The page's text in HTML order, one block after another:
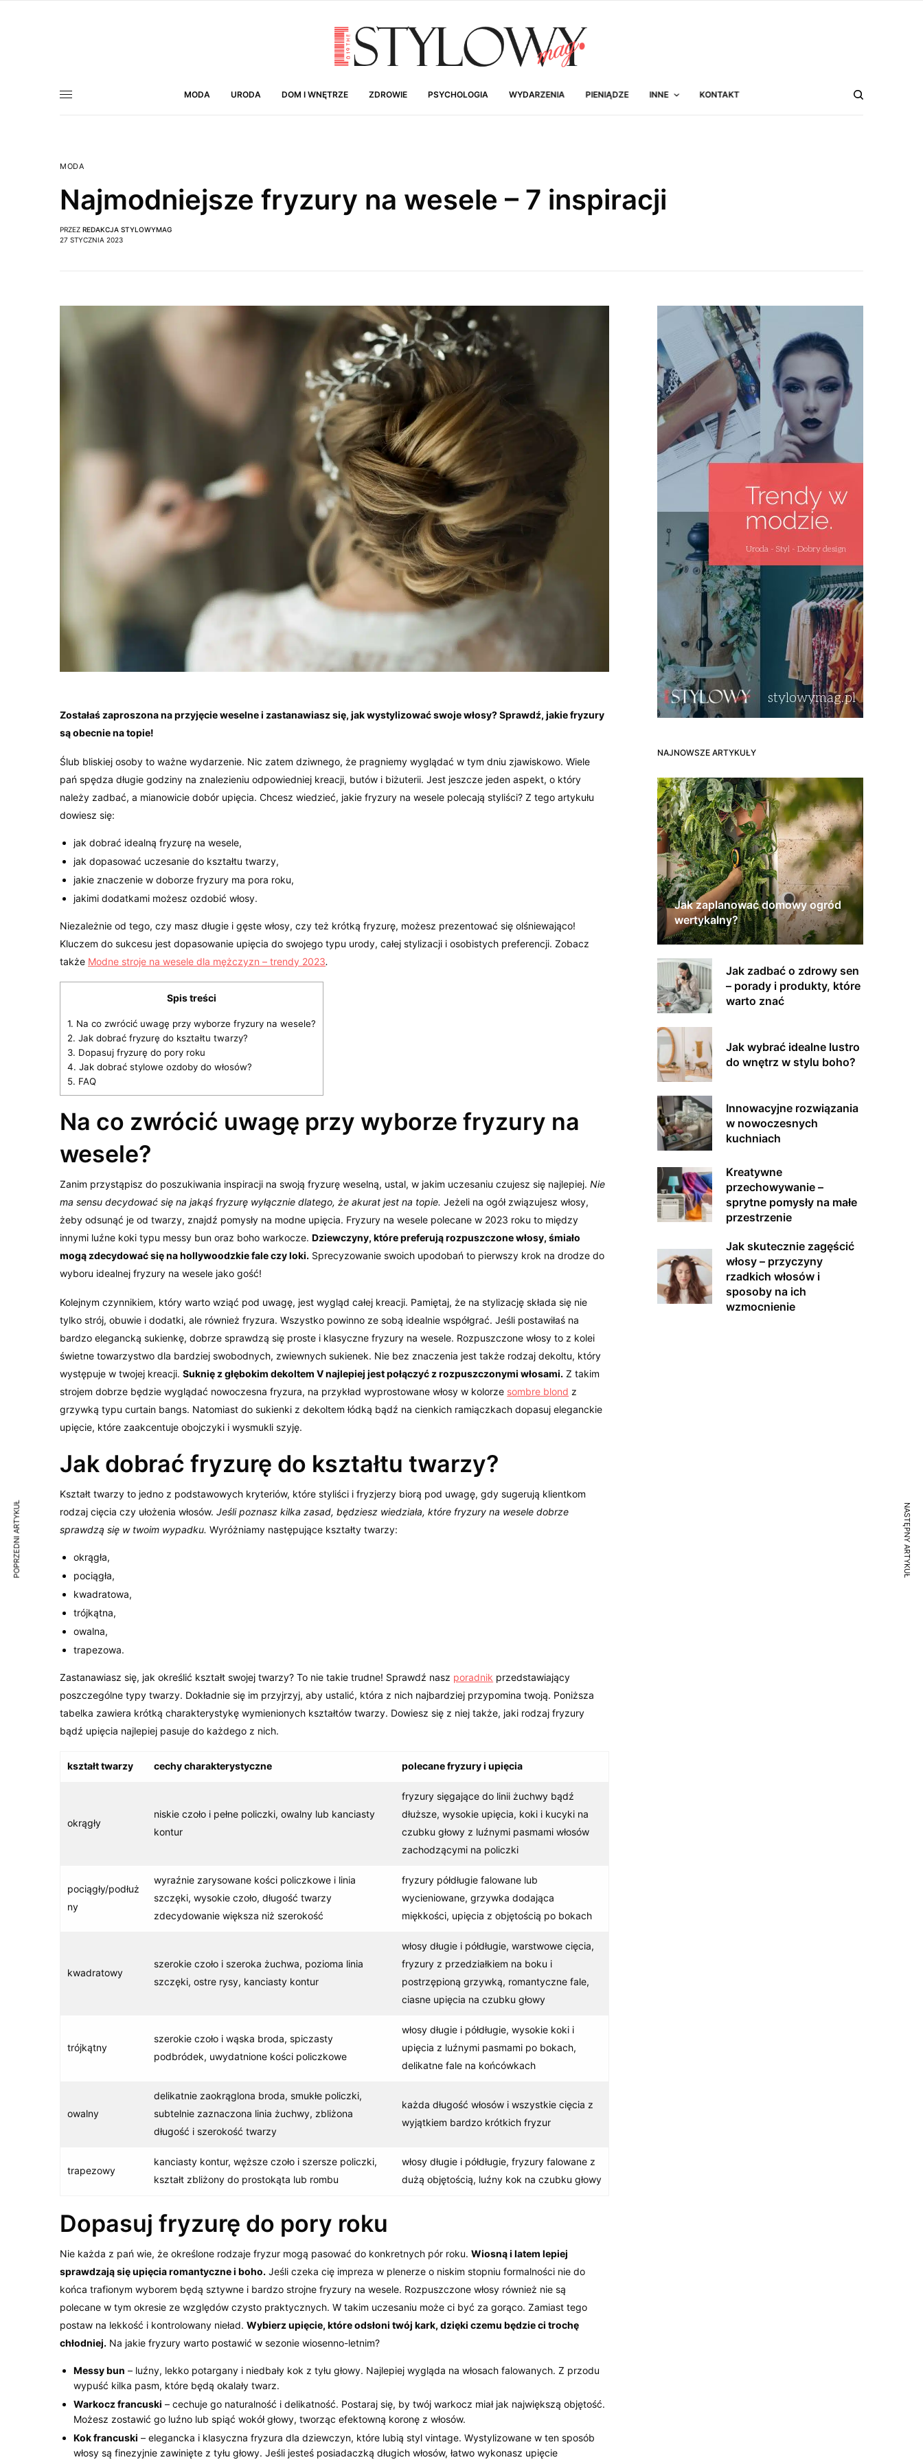
MODA URODA DOM I WNĘTRZE ZDROWIE PSYCHOLOGIA WYDARZENIA PIENIĄDZE INNE KONTAKT
MODA
Najmodniejsze fryzury na wesele – 7 inspiracji
PRZEZ REDAKCJA STYLOWYMAG
27 STYCZNIA 2023
Zostałaś zaproszona na przyjęcie weselne i zastanawiasz się, jak wystylizować swoje włosy? Sprawdź, jakie fryzury
są obecnie na topie!
Ślub bliskiej osoby to ważne wydarzenie. Nic zatem dziwnego, że pragniemy wyglądać w tym dniu zjawiskowo. Wiele
pań spędza długie godziny na znalezieniu odpowiedniej kreacji, butów i biżuterii. Jest jeszcze jeden aspekt, o który
należy zadbać, a mianowicie dobór upięcia. Chcesz wiedzieć, jakie fryzury na wesele polecają styliści? Z tego artykułu
dowiesz się:
jak dobrać idealną fryzurę na wesele,
jak dopasować uczesanie do kształtu twarzy,
jakie znaczenie w doborze fryzury ma pora roku,
jakimi dodatkami możesz ozdobić włosy.
Niezależnie od tego, czy masz długie i gęste włosy, czy też krótką fryzurę, możesz prezentować się olśniewająco!
Kluczem do sukcesu jest dopasowanie upięcia do swojego typu urody, całej stylizacji i osobistych preferencji. Zobacz
także Modne stroje na wesele dla mężczyzn – trendy 2023.
Spis treści
1. Na co zwrócić uwagę przy wyborze fryzury na wesele?
2. Jak dobrać fryzurę do kształtu twarzy?
3. Dopasuj fryzurę do pory roku
4. Jak dobrać stylowe ozdoby do włosów?
5. FAQ
Na co zwrócić uwagę przy wyborze fryzury na
wesele?
Zanim przystąpisz do poszukiwania inspiracji na swoją fryzurę weselną, ustal, w jakim uczesaniu czujesz się najlepiej.Nie
ma sensu decydować się na jakąś fryzurę wyłącznie dlatego, że akurat jest na topie. Jeżeli na ogół związujesz włosy,
żeby odsunąć je od twarzy, znajdź pomysły na modne upięcia. Fryzury na wesele polecane w 2023 roku to między
innymi luźne koki typu messy bun oraz boho warkocze.Dziewczyny, które preferują rozpuszczone włosy, śmiało
mogą zdecydować się na hollywoodzkie fale czy loki. Sprecyzowanie swoich upodobań to pierwszy krok na drodze do
wyboru idealnej fryzury na wesele jako gość!
Kolejnym czynnikiem, który warto wziąć pod uwagę, jest wygląd całej kreacji. Pamiętaj, że na stylizację składa się nie
tylko strój, obuwie i dodatki, ale również fryzura. Wszystko powinno ze sobą idealnie współgrać. Jeśli postawiłaś na
bardzo elegancką sukienkę, dobrze sprawdzą się proste i klasyczne fryzury na wesele. Rozpuszczone włosy to z kolei
świetne towarzystwo dla bardziej swobodnych, zwiewnych sukienek. Nie bez znaczenia jest także rodzaj dekoltu, który
występuje w twojej kreacji.Suknię z głębokim dekoltem V najlepiej jest połączyć z rozpuszczonymi włosami. Z takim
strojem dobrze będzie wyglądać nowoczesna fryzura, na przykład wyprostowane włosy w kolorze sombre blond z
grzywką typu curtain bangs. Natomiast do sukienki z dekoltem łódką bądź na cienkich ramiączkach dopasuj eleganckie
upięcie, które zaakcentuje obojczyki i wysmukli szyję.
Jak dobrać fryzurę do kształtu twarzy?
Kształt twarzy to jedno z podstawowych kryteriów, które styliści i fryzjerzy biorą pod uwagę, gdy sugerują klientkom
rodzaj cięcia czy ułożenia włosów.Jeśli poznasz kilka zasad, będziesz wiedziała, które fryzury na wesele dobrze
sprawdzą się w twoim wypadku. Wyróżniamy następujące kształty twarzy:
okrągła,
pociągła,
kwadratowa,
trójkątna,
owalna,
trapezowa.
Zastanawiasz się, jak określić kształt swojej twarzy? To nie takie trudne! Sprawdź nasz poradnik przedstawiający
poszczególne typy twarzy. Dokładnie się im przyjrzyj, aby ustalić, która z nich najbardziej przypomina twoją. Poniższa
tabelka zawiera krótką charakterystykę wymienionych kształtów twarzy. Dowiesz się z niej także, jaki rodzaj fryzury
bądź upięcia najlepiej pasuje do każdego z nich.
kształt twarzy cechy charakterystyczne polecane fryzury i upięcia
okrągły
niskie czoło i pełne policzki, owalny lub kanciasty
kontur
fryzury sięgające do linii żuchwy bądź
dłuższe, wysokie upięcia, koki i kucyki na
czubku głowy z luźnymi pasmami włosów
zachodzącymi na policzki
pociągły/podłuż
ny
wyraźnie zarysowane kości policzkowe i linia
szczęki, wysokie czoło, długość twarzy
zdecydowanie większa niż szerokość
fryzury półdługie falowane lub
wycieniowane, grzywka dodająca
miękkości, upięcia z objętością po bokach
kwadratowy
szerokie czoło i szeroka żuchwa, pozioma linia
szczęki, ostre rysy, kanciasty kontur
włosy długie i półdługie, warstwowe cięcia,
fryzury z przedziałkiem na boku i
postrzępioną grzywką, romantyczne fale,
ciasne upięcia na czubku głowy
trójkątny
szerokie czoło i wąska broda, spiczasty
podbródek, uwydatnione kości policzkowe
włosy długie i półdługie, wysokie koki i
upięcia z luźnymi pasmami po bokach,
delikatne fale na końcówkach
owalny
delikatnie zaokrąglona broda, smukłe policzki,
subtelnie zaznaczona linia żuchwy, zbliżona
długość i szerokość twarzy
każda długość włosów i wszystkie cięcia z
wyjątkiem bardzo krótkich fryzur
trapezowy
kanciasty kontur, węższe czoło i szersze policzki,
kształt zbliżony do prostokąta lub rombu
włosy długie i półdługie, fryzury falowane z
dużą objętością, luźny kok na czubku głowy
Dopasuj fryzurę do pory roku
Nie każda z pań wie, że określone rodzaje fryzur mogą pasować do konkretnych pór roku.Wiosną i latem lepiej
sprawdzają się upięcia romantyczne i boho. Jeśli czeka cię impreza w plenerze o niskim stopniu formalności nie do
końca trafionym wyborem będą sztywne i bardzo strojne fryzury na wesele. Rozpuszczone włosy również nie są
polecane w tym okresie ze względów czysto praktycznych. W takim uczesaniu może ci być za gorąco. Zamiast tego
postaw na lekkość i kontrolowany nieład.Wybierz upięcie, które odsłoni twój kark, dzięki czemu będzie ci trochę
chłodniej. Na jakie fryzury warto postawić w sezonie wiosenno-letnim?
Messy bun – luźny, lekko potargany i niedbały kok z tyłu głowy. Najlepiej wygląda na włosach falowanych. Z przodu
wypuść kilka pasm, które będą okalały twarz.
Warkocz francuski – cechuje go naturalność i delikatność. Postaraj się, by twój warkocz miał jak największą objętość.
Możesz zostawić go luźno lub spiąć wokół głowy, tworząc efektowną koronę z włosów.
Kok francuski – elegancka i klasyczna fryzura dla dziewczyn, które lubią styl vintage. Wystylizowane w ten sposób
włosy są finezyjnie zawinięte z tyłu głowy. Jeśli jesteś posiadaczką długich włosów, łatwo wykonasz upięcie
NAJNOWSZE ARTYKUŁY
Jak zaplanować domowy ogród
wertykalny?
Jak zadbać o zdrowy sen
– porady i produkty, które
warto znać
Jak wybrać idealne lustro
do wnętrz w stylu boho?
Innowacyjne rozwiązania
w nowoczesnych
kuchniach
Kreatywne
przechowywanie –
sprytne pomysły na małe
przestrzenie
Jak skutecznie zagęścić
włosy – przyczyny
rzadkich włosów i
sposoby na ich
wzmocnienie
POPRZEDNI ARTYKUŁ NASTĘPNY ARTYKUŁ